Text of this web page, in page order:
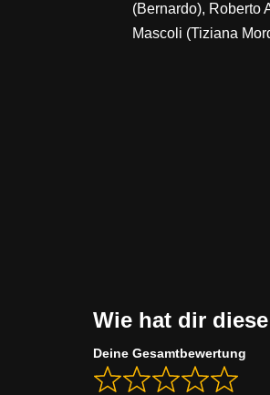
(Bernardo), Roberto
Mascoli (Tiziana
Wie hat dir
Deine Gesamtbewertung